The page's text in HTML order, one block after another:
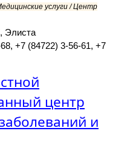
услуги / Центр
Элиста
+7 (84722) 3-56-61, +7
центр
и